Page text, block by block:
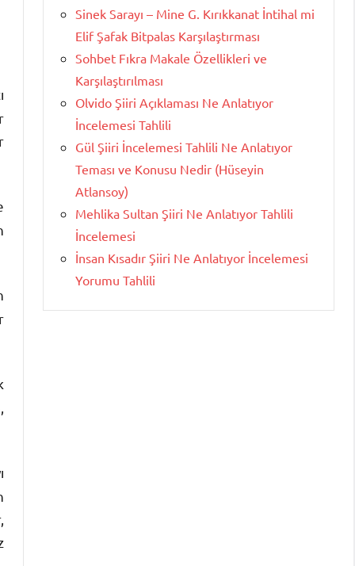
Sinek Sarayı – Mine G. Kırıkkanat İntihal mi
Elif Şafak Bitpalas Karşılaştırması
Sohbet Fıkra Makale Özellikleri ve
Karşılaştırılması
Olvido Şiiri Açıklaması Ne Anlatıyor
İncelemesi Tahlili
Gül Şiiri İncelemesi Tahlili Ne Anlatıyor
Teması ve Konusu Nedir (Hüseyin
Atlansoy)
Mehlika Sultan Şiiri Ne Anlatıyor Tahlili
İncelemesi
İnsan Kısadır Şiiri Ne Anlatıyor İncelemesi
Yorumu Tahlili